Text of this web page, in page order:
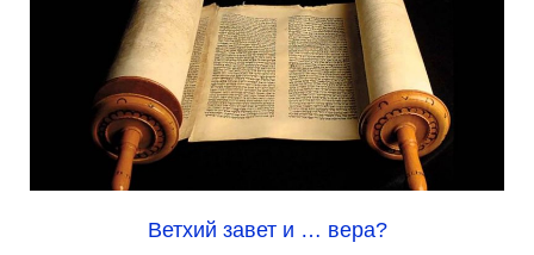
Ветхий завет и … вера?